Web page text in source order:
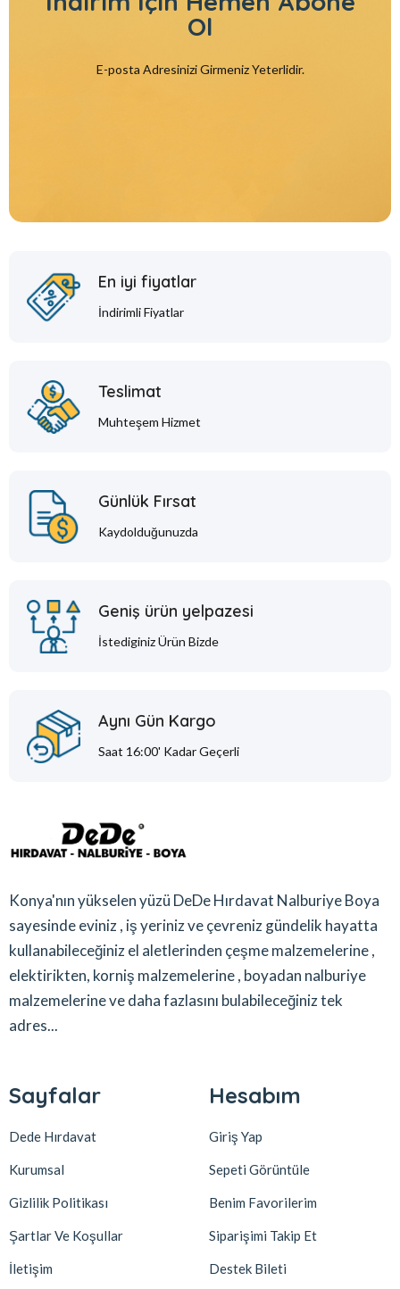
Ol
E-posta Adresinizi Girmeniz Yeterlidir.
En iyi fiyatlar
İndirimli Fiyatlar
Teslimat
Muhteşem Hizmet
Günlük Fırsat
Kaydolduğunuzda
Geniş ürün yelpazesi
İstediginiz Ürün Bizde
Aynı Gün Kargo
Saat 16:00' Kadar Geçerli
Konya'nın yükselen yüzü DeDe Hırdavat Nalburiye Boya
sayesinde eviniz , iş yeriniz ve çevreniz gündelik hayatta
kullanabileceğiniz el aletlerinden çeşme malzemelerine ,
elektirikten, korniş malzemelerine , boyadan nalburiye
malzemelerine ve daha fazlasını bulabileceğiniz tek
adres...
Sayfalar
Dede Hırdavat
Kurumsal
Gizlilik Politikası
Şartlar Ve Koşullar
İletişim
Hesabım
Giriş Yap
Sepeti Görüntüle
Benim Favorilerim
Siparişimi Takip Et
Destek Bileti